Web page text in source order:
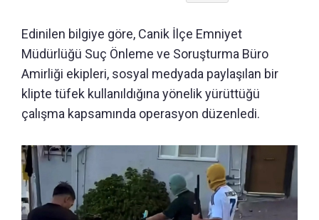
Edinilen bilgiye göre, Canik İlçe Emniyet
Müdürlüğü Suç Önleme ve Soruşturma Büro
Amirliği ekipleri, sosyal medyada paylaşılan bir
klipte tüfek kullanıldığına yönelik yürüttüğü
çalışma kapsamında operasyon düzenledi.